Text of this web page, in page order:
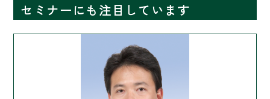
セミナーにも注目しています